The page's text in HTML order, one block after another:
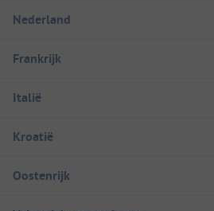
Nederland
Frankrijk
Italië
Kroatië
Oostenrijk